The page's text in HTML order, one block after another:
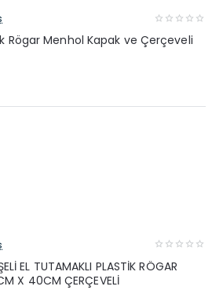
Rögar Menhol Kapak ve Çerçeveli
EL TUTAMAKLI PLASTİK RÖGAR
X 40CM ÇERÇEVELİ